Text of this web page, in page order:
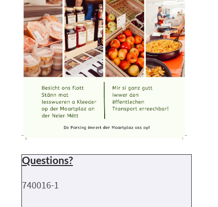
Questions?
740016-1